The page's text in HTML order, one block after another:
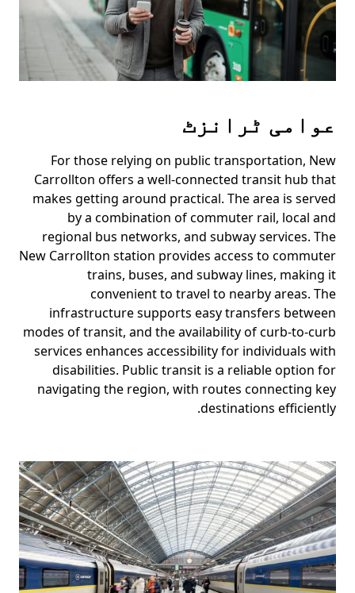
عوامی ٹرانزٹ
For those relying on public transportation, New
Carrollton offers a well-connected transit hub that
makes getting around practical. The area is served
by a combination of commuter rail, local and
regional bus networks, and subway services. The
New Carrollton station provides access to commuter
trains, buses, and subway lines, making it
convenient to travel to nearby areas. The
infrastructure supports easy transfers between
modes of transit, and the availability of curb-to-curb
services enhances accessibility for individuals with
disabilities. Public transit is a reliable option for
navigating the region, with routes connecting key
destinations efficiently.